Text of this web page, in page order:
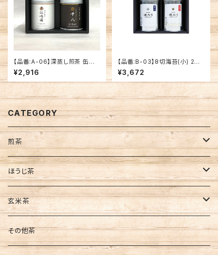
【品番:A-06】深蒸し煎茶 缶入8
0g 「江嶋園･平八」セット
¥2,916
【品番:B-03】8切海苔(小) 2缶
セット
¥3,672
CATEGORY
煎茶
茶葉
缶入
袋入
ティーバッグ
水出し
ほうじ茶
茶葉
ティーバッグ
玄米茶
茶葉
その他茶